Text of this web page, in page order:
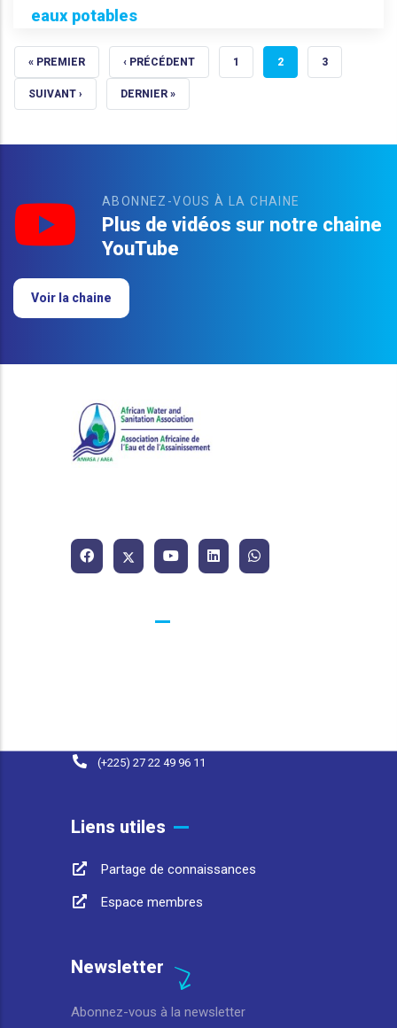
eaux potables
PREMIÈRE PAGE
« PREMIER PAGE PRÉCÉDENTE
‹ PRÉCÉDENT PAGE
1 PAGE COURANTE
2 PAGE
3
PAGE SUIVANTE
SUIVANT › DERNIÈRE PAGE
DERNIER »
ABONNEZ-VOUS À LA CHAINE
Plus de vidéos sur notre chaine
YouTube
Voir la chaine
(+225) 27 22 49 96 11
Liens utiles
Partage de connaissances
Espace membres
Newsletter
Abonnez-vous à la newsletter